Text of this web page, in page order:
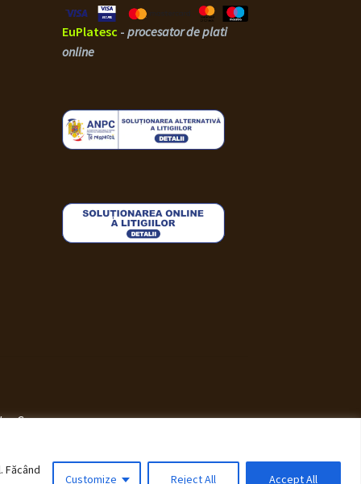
Făcând
Customize Reject All Accept All
EuPlatesc - procesator de plati
online
.